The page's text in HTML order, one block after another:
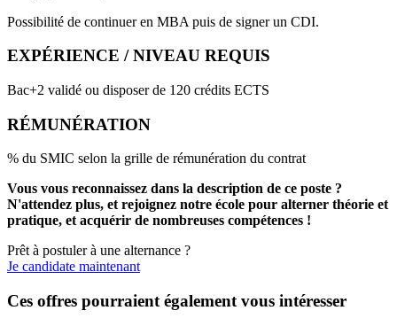
Possibilité de continuer en MBA puis de signer un CDI.
EXPÉRIENCE / NIVEAU REQUIS
Bac+2 validé ou disposer de 120 crédits ECTS
RÉMUNÉRATION
% du SMIC selon la grille de rémunération du contrat
Vous vous reconnaissez dans la description de ce poste ?
N'attendez plus, et rejoignez notre école pour alterner théorie et
pratique, et acquérir de nombreuses compétences !
Prêt à postuler à une alternance ?
Je candidate maintenant
Ces offres pourraient également vous intéresser